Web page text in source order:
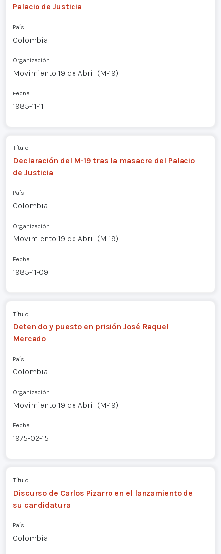
Palacio de Justicia
País
Colombia
Organización
Movimiento 19 de Abril (M-19)
Fecha
1985-11-11
Título
Declaración del M-19 tras la masacre del Palacio
de Justicia
País
Colombia
Organización
Movimiento 19 de Abril (M-19)
Fecha
1985-11-09
Título
Detenido y puesto en prisión José Raquel
Mercado
País
Colombia
Organización
Movimiento 19 de Abril (M-19)
Fecha
1975-02-15
Título
Discurso de Carlos Pizarro en el lanzamiento de
su candidatura
País
Colombia